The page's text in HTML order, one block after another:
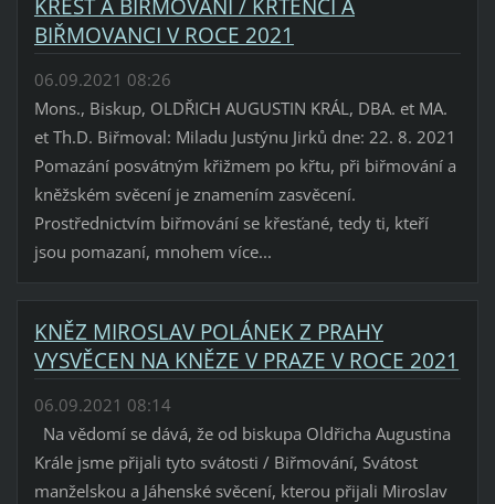
KŘEST A BIŘMOVÁNÍ / KŘTĚNCI A
BIŘMOVANCI V ROCE 2021
06.09.2021 08:26
Mons., Biskup, OLDŘICH AUGUSTIN KRÁL, DBA. et MA.
et Th.D. Biřmoval: Miladu Justýnu Jirků dne: 22. 8. 2021
Pomazání posvátným křižmem po křtu, při biřmování a
kněžském svěcení je znamením zasvěcení.
Prostřednictvím biřmování se křesťané, tedy ti, kteří
jsou pomazaní, mnohem více...
KNĚZ MIROSLAV POLÁNEK Z PRAHY
VYSVĚCEN NA KNĚZE V PRAZE V ROCE 2021
06.09.2021 08:14
Na vědomí se dává, že od biskupa Oldřicha Augustina
Krále jsme přijali tyto svátosti / Biřmování, Svátost
manželskou a Jáhenské svěcení, kterou přijali Miroslav